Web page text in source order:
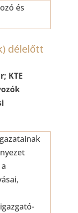
és
délelőtt
KTE